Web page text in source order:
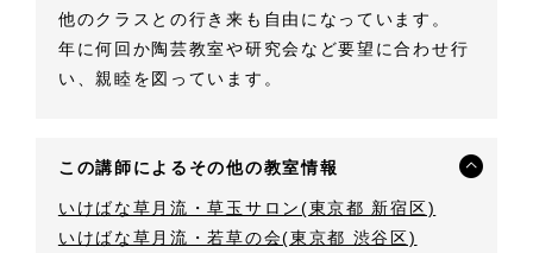
他のクラスとの行き来も自由になっています。
年に何回か陶芸教室や研究会など要望に合わせ行
い、親睦を図っています。
この講師によるその他の教室情報
いけばな草月流・草玉サロン(東京都 新宿区)
いけばな草月流・若草の会(東京都 渋谷区)